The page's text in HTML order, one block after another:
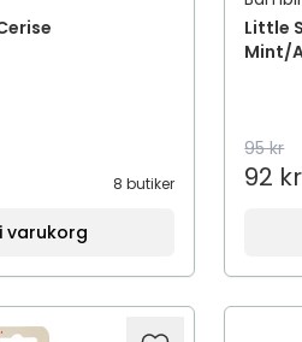
8 butiker
varukorg
Little
Mint/
95 kr
92 kr